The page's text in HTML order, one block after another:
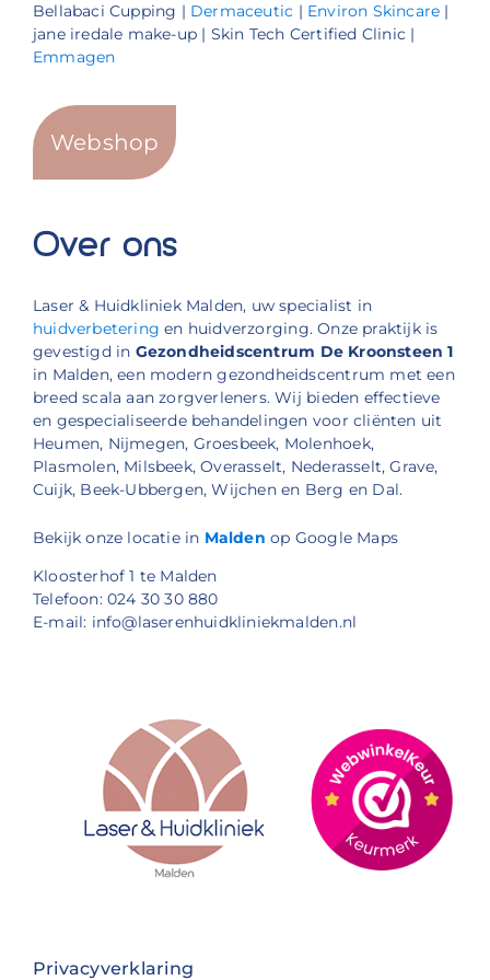
Bellabaci Cupping | Dermaceutic | Environ Skincare |
jane iredale make-up | Skin Tech Certified Clinic |
Emmagen
Webshop
Over ons
Laser & Huidkliniek Malden, uw specialist in
huidverbetering en huidverzorging. Onze praktijk is
gevestigd in Gezondheidscentrum De Kroonsteen 1
in Malden, een modern gezondheidscentrum met een
breed scala aan zorgverleners. Wij bieden effectieve
en gespecialiseerde behandelingen voor cliënten uit
Heumen, Nijmegen, Groesbeek, Molenhoek,
Plasmolen, Milsbeek, Overasselt, Nederasselt, Grave,
Cuijk, Beek-Ubbergen, Wijchen en Berg en Dal.
Bekijk onze locatie in Malden op Google Maps
Kloosterhof 1 te Malden
Telefoon: 024 30 30 880
E-mail: info@laserenhuidkliniekmalden.nl
Privacyverklaring